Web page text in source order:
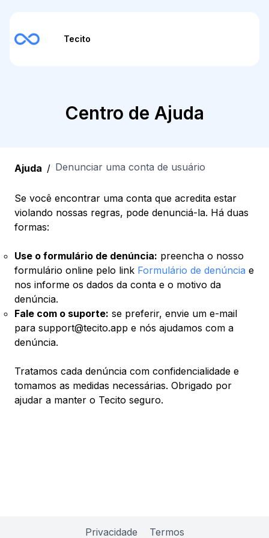
Tecito
Centro de Ajuda
Ajuda / Denunciar uma conta de usuário
Se você encontrar uma conta que acredita estar
violando nossas regras, pode denunciá-la. Há duas
formas:
Use o formulário de denúncia: preencha o nosso
formulário online pelo link Formulário de denúncia e
nos informe os dados da conta e o motivo da
denúncia.
Fale com o suporte: se preferir, envie um e-mail
para support@tecito.app e nós ajudamos com a
denúncia.
Tratamos cada denúncia com confidencialidade e
tomamos as medidas necessárias. Obrigado por
ajudar a manter o Tecito seguro.
Privacidade Termos